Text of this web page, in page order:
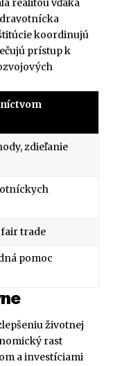
realitou vďaka
koordinujú
prístup k
zdieľanie
trade
pomoc
životnej
rast
a investíciami